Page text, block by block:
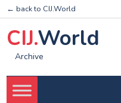
← back to CIJ.World
CIJ.World
Archive